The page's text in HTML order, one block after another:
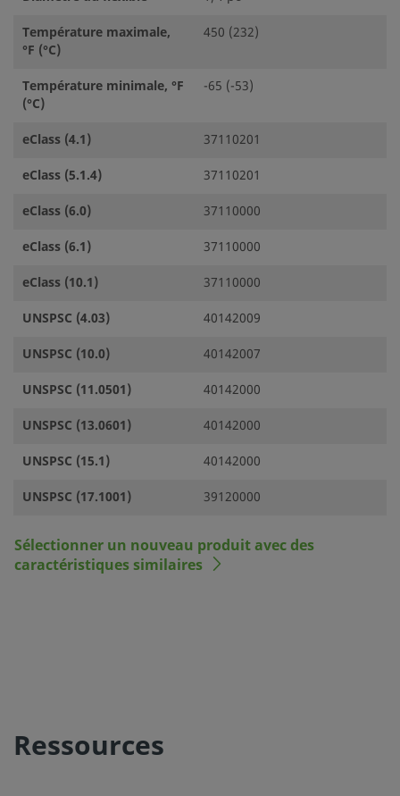
Température maximale,
°F (°C)
450 (232)
Température minimale, °F
(°C)
-65 (-53)
eClass (4.1)
37110201
eClass (5.1.4)
37110201
eClass (6.0)
37110000
eClass (6.1)
37110000
eClass (10.1)
37110000
UNSPSC (4.03)
40142009
UNSPSC (10.0)
40142007
UNSPSC (11.0501)
40142000
UNSPSC (13.0601)
40142000
UNSPSC (15.1)
40142000
UNSPSC (17.1001)
39120000
Sélectionner un nouveau produit avec des
caractéristiques similaires
Ressources